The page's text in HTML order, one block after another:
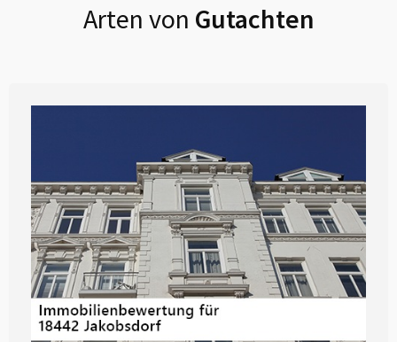
Arten von Gutachten